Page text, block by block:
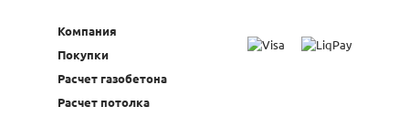
Компания
Покупки
Расчет газобетона
Расчет потолка